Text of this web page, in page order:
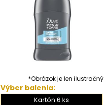
*Obrázok je len ilustračný
Výber balenia:
Kartón 6 ks